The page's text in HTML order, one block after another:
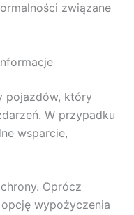
związane
pojazdów, który
W przypadku
wsparcie,
Oprócz
wypożyczenia